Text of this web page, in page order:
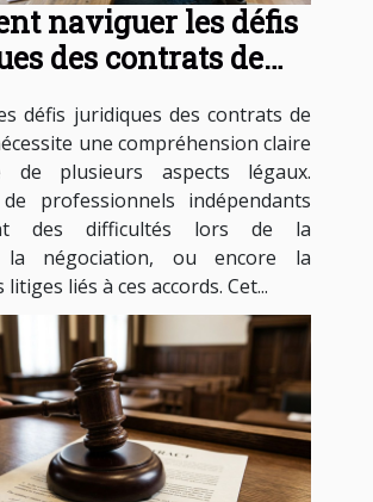
naviguer les défis
des contrats de
défis juridiques des contrats de
une compréhension claire
de plusieurs aspects légaux.
professionnels indépendants
des difficultés lors de la
la négociation, ou encore la
liés à ces accords. Cet...